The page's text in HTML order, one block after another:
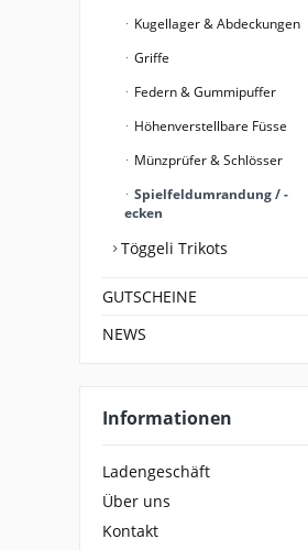
Kugellager & Abdeckungen
Griffe
Federn & Gummipuffer
Höhenverstellbare Füsse
Münzprüfer & Schlösser
Spielfeldumrandung / -
ecken
Töggeli Trikots
GUTSCHEINE
NEWS
Informationen
Ladengeschäft
Über uns
Kontakt